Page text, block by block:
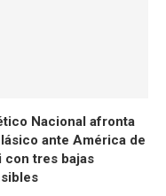
Nacional afronta
ante América de
con tres bajas